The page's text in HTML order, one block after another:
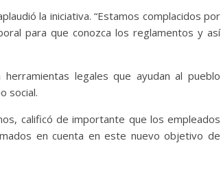
la iniciativa. “Estamos complacidos por
para que conozca los reglamentos y así
legales que ayudan al pueblo
social.
calificó de importante que los empleados
en cuenta en este nuevo objetivo de